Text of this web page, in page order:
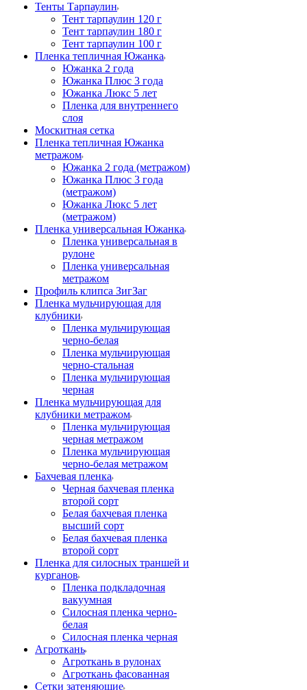
Тенты Тарпаулин
Тент тарпаулин 120 г
Тент тарпаулин 180 г
Тент тарпаулин 100 г
Пленка тепличная Южанка
Южанка 2 года
Южанка Плюс 3 года
Южанка Люкс 5 лет
Пленка для внутреннего
слоя
Москитная сетка
Пленка тепличная Южанка
метражом
Южанка 2 года (метражом)
Южанка Плюс 3 года
(метражом)
Южанка Люкс 5 лет
(метражом)
Пленка универсальная Южанка
Пленка универсальная в
рулоне
Пленка универсальная
метражом
Профиль клипса ЗигЗаг
Пленка мульчирующая для
клубники
Пленка мульчирующая
черно-белая
Пленка мульчирующая
черно-стальная
Пленка мульчирующая
черная
Пленка мульчирующая для
клубники метражом
Пленка мульчирующая
черная метражом
Пленка мульчирующая
черно-белая метражом
Бахчевая пленка
Черная бахчевая пленка
второй сорт
Белая бахчевая пленка
высший сорт
Белая бахчевая пленка
второй сорт
Пленка для силосных траншей и
курганов
Пленка подкладочная
вакуумная
Силосная пленка черно-
белая
Силосная пленка черная
Агроткань
Агроткань в рулонах
Агроткань фасованная
Сетки затеняющие